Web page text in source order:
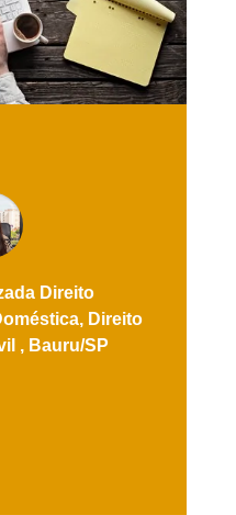
Direito
Direito
, Bauru/SP